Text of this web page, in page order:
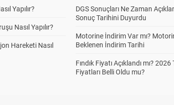
Yapılır?
Nasıl Yapılır?
Hareketi Nasıl
DGS Sonuçları Ne Zaman
Sonuç Tarihini Duyurdu
Motorine İndirim Var mı?
Beklenen İndirim Tarihi
Fındık Fiyatı Açıklandı mı? 2026
Fiyatları Belli Oldu mu?